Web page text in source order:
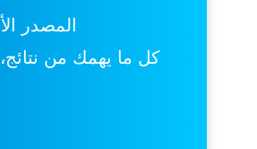
المصدر
كل ما يهمك من نتائج،